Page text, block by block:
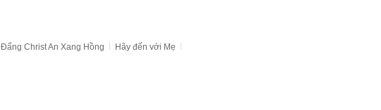
Đấng Christ An Xang Hồng
Hãy đến với Mẹ